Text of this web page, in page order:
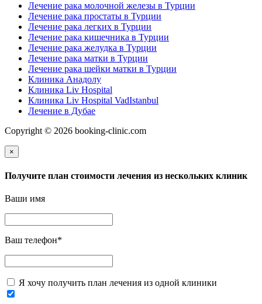
Лечение рака молочной железы в Турции
Лечение рака простаты в Турции
Лечение рака легких в Турции
Лечение рака кишечника в Турции
Лечение рака желудка в Турции
Лечение рака матки в Турции
Лечение рака шейки матки в Турции
Клиника Анадолу
Клиника Liv Hospital
Клиника Liv Hospital VadIstanbul
Лечение в Дубае
Copyright © 2026 booking-clinic.com
×
Получите план стоимости лечения из нескольких клиник
Ваши имя
Ваш телефон*
Я хочу получить план лечения из одной клиники